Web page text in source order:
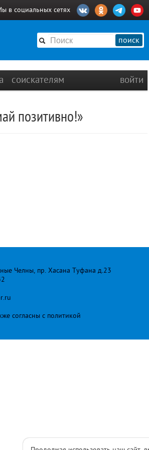
в социальных сетях
поиск
соискателям войти
позитивно!»
Челны, пр. Хасана Туфана д.23
согласны с политикой